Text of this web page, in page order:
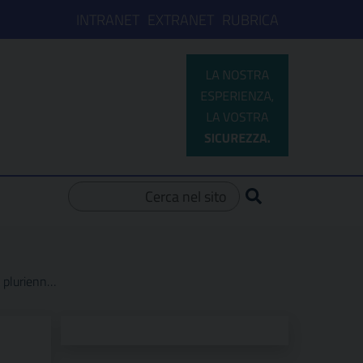
INTRANET EXTRANET RUBRICA
reagenti